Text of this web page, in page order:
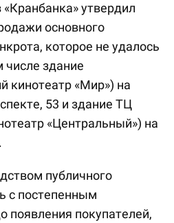
утвердил
основного
которое не удалось
числе здание
кинотеатр «Мир») на
53 и здание ТЦ
«Центральный») на
публичного
с постепенным
покупателей,